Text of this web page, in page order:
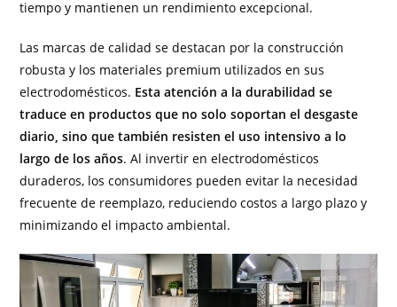
tiempo y mantienen un rendimiento excepcional.
Las marcas de calidad se destacan por la construcción
robusta y los materiales premium utilizados en sus
electrodomésticos. Esta atención a la durabilidad se
traduce en productos que no solo soportan el desgaste
diario, sino que también resisten el uso intensivo a lo
largo de los años. Al invertir en electrodomésticos
duraderos, los consumidores pueden evitar la necesidad
frecuente de reemplazo, reduciendo costos a largo plazo y
minimizando el impacto ambiental.